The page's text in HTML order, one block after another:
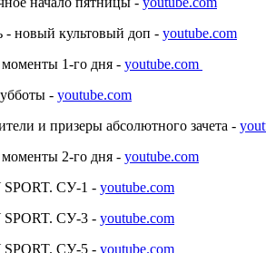
новый культовый доп - youtube.com
1-го дня - youtube.com
- youtube.com
и призеры абсолютного зачета -
2-го дня - youtube.com
СУ-1 - youtube.com
СУ-3 - youtube.com
СУ-5 - youtube.com